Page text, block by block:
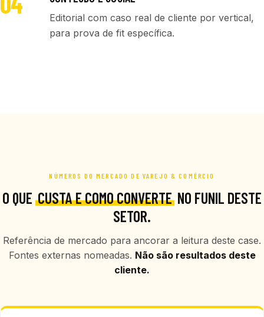
Editorial com caso real de cliente por vertical,
para prova de fit específica.
NÚMEROS DO MERCADO DE VAREJO & COMÉRCIO
O QUE CUSTA E COMO CONVERTE NO FUNIL DESTE
SETOR.
Referência de mercado para ancorar a leitura deste case.
Fontes externas nomeadas. Não são resultados deste
cliente.